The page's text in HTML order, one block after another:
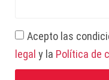
Acepto las
legal y la Política de